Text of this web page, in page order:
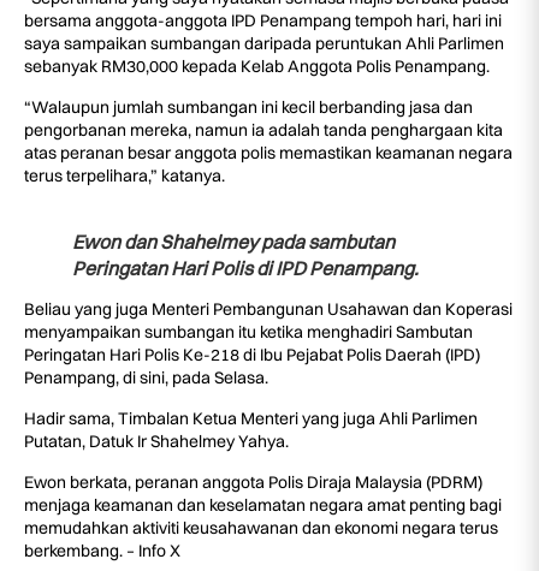
bersama anggota-anggota IPD Penampang tempoh hari, hari ini
saya sampaikan sumbangan daripada peruntukan Ahli Parlimen
sebanyak RM30,000 kepada Kelab Anggota Polis Penampang.
“Walaupun jumlah sumbangan ini kecil berbanding jasa dan
pengorbanan mereka, namun ia adalah tanda penghargaan kita
atas peranan besar anggota polis memastikan keamanan negara
terus terpelihara,” katanya.
Ewon dan Shahelmey pada sambutan
Peringatan Hari Polis di IPD Penampang.
Beliau yang juga Menteri Pembangunan Usahawan dan Koperasi
menyampaikan sumbangan itu ketika menghadiri Sambutan
Peringatan Hari Polis Ke-218 di Ibu Pejabat Polis Daerah (IPD)
Penampang, di sini, pada Selasa.
Hadir sama, Timbalan Ketua Menteri yang juga Ahli Parlimen
Putatan, Datuk Ir Shahelmey Yahya.
Ewon berkata, peranan anggota Polis Diraja Malaysia (PDRM)
menjaga keamanan dan keselamatan negara amat penting bagi
memudahkan aktiviti keusahawanan dan ekonomi negara terus
berkembang. – Info X